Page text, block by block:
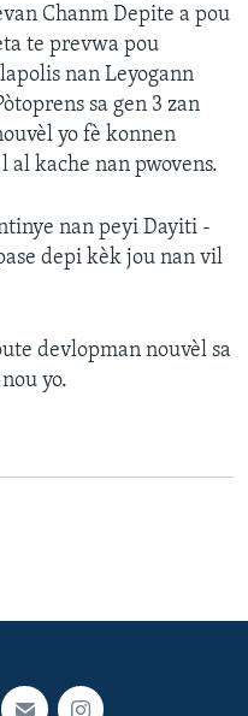
Chanm Depite a pou
te prevwa pou
nan Leyogann
sa gen 3 zan
yo fè konnen
kache nan pwovens.
nan peyi Dayiti -
depi kèk jou nan vil
devlopman nouvèl sa
yo.